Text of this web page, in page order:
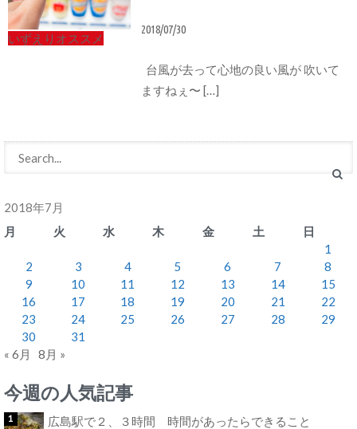
いずえりオススメ
2018/07/30
台風が去って心地の良い風が 吹いて
ますねぇ〜 […]
2018年7月
月
火 水 木 金 土
日
1
2
3 4 5 6 7
8
9
10 11 12 13 14
15
16
17 18 19 20 21
22
23
24 25 26 27 28
29
30
31
« 6月
8月 »
今週の人気記事
広島駅で２、３時間 時間があったらできること